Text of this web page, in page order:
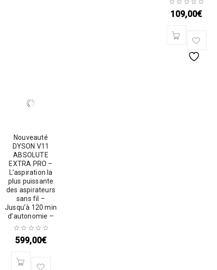
109,00€
Nouveauté
DYSON V11
ABSOLUTE
EXTRA PRO –
L’aspiration la
plus puissante
des aspirateurs
sans fil –
Jusqu’à 120 min
d’autonomie –
599,00€